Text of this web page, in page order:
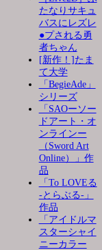
たなりサキュ
バスにレズレ
●プされる勇
者ちゃん
[新作！]たま
て大学
「BegieAde」
シリーズ
「SAOーソー
ドアート・オ
ンラインー
（Sword Art
Online）」作
品
「To LOVEる
-とらぶる-」
作品
「アイドルマ
スターシャイ
ニーカラー